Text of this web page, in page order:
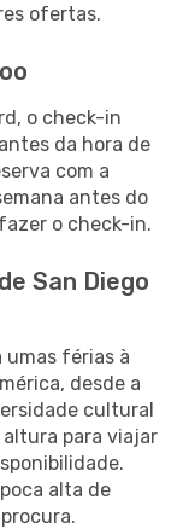
ofertas.
o check-in
da hora de
com a
antes do
o check-in.
San Diego
umas férias à
desde a
cultural
para viajar
alta de